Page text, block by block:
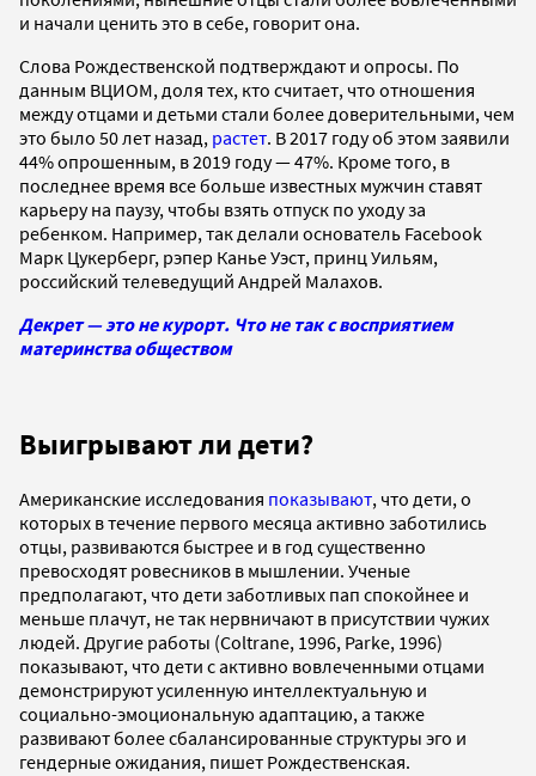
и начали ценить это в себе, говорит она.
Слова Рождественской подтверждают и опросы. По
данным ВЦИОМ, доля тех, кто считает, что отношения
между отцами и детьми стали более доверительными, чем
это было 50 лет назад, растет. В 2017 году об этом заявили
44% опрошенным, в 2019 году — 47%. Кроме того, в
последнее время все больше известных мужчин ставят
карьеру на паузу, чтобы взять отпуск по уходу за
ребенком. Например, так делали основатель Facebook
Марк Цукерберг, рэпер Канье Уэст, принц Уильям,
российский телеведущий Андрей Малахов.
Декрет — это не курорт. Что не так с восприятием
материнства обществом
Выигрывают ли дети?
Американские исследования показывают, что дети, о
которых в течение первого месяца активно заботились
отцы, развиваются быстрее и в год существенно
превосходят ровесников в мышлении. Ученые
предполагают, что дети заботливых пап спокойнее и
меньше плачут, не так нервничают в присутствии чужих
людей. Другие работы (Coltrane, 1996, Parke, 1996)
показывают, что дети с активно вовлеченными отцами
демонстрируют усиленную интеллектуальную и
социально-эмоциональную адаптацию, а также
развивают более сбалансированные структуры эго и
гендерные ожидания, пишет Рождественская.